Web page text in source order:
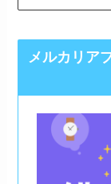
メルカリア